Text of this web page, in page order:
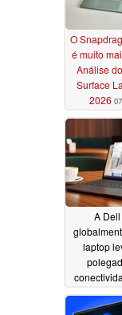
O
é muito
Análise
Surface
2026
A
laptop
Hz06/